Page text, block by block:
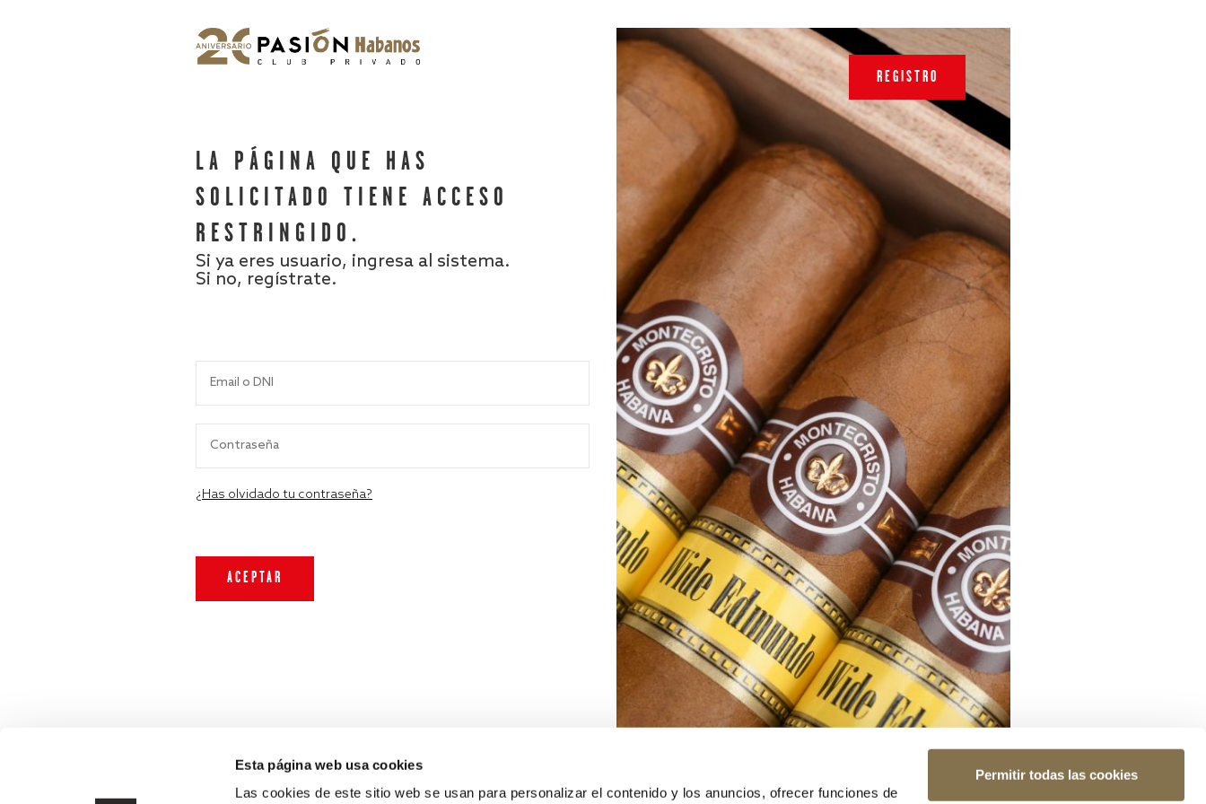
Esta página web usa cookies
Las cookies de este sitio web se usan para personalizar el contenido y los anuncios, ofrecer funciones de
Permitir todas las cookies
LA PÁGINA QUE HAS
SOLICITADO TIENE ACCESO
RESTRINGIDO.
Si ya eres usuario, ingresa al sistema.
Si no, regístrate.
¿Has olvidado tu contraseña?
REGISTRO